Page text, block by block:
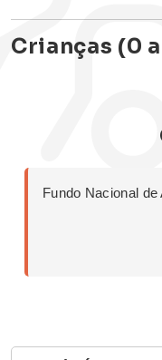
Crianças (0
Fundo Nacional